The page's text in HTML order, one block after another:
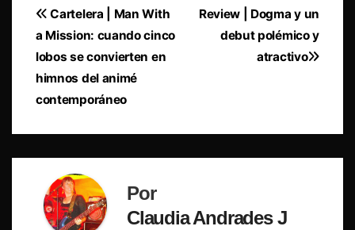
Navegación
de
entradas
Review | Dogma y un
debut polémico y
atractivo
Cartelera | Man With
a Mission: cuando cinco
lobos se convierten en
himnos del animé
contemporáneo
Por
Claudia Andrades J